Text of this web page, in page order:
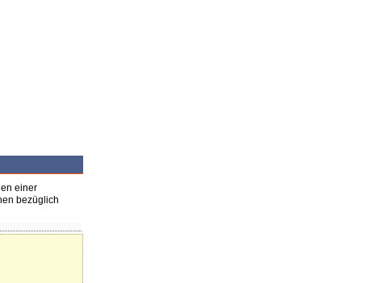
einer
bezüglich